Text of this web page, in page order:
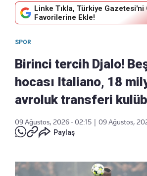
Linke Tıkla, Türkiye Gazetesi'ni
Favorilerine Ekle!
SPOR
Birinci tercih Djalo!
hocası Italiano, 18
avroluk transferi
09 Ağustos, 2026 - 02:15 | 09 Ağustos,
Paylaş